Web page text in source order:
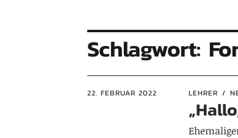
Schlagwort:
22. FEBRUAR 2022 LEHRER